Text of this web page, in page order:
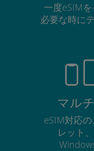
一度eSIMを
必要な時に
マル
eSIM対応
レット